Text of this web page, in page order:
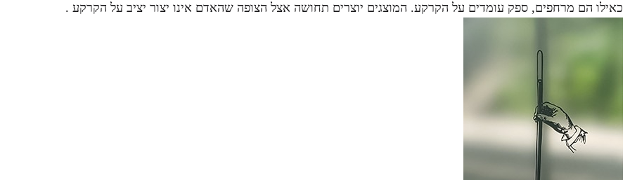
כאילו הם מרחפים, ספק עומדים על הקרקע. המוצגים יוצרים תחושה אצל הצופה שהאדם אינו יצור יציב על הקרקע .